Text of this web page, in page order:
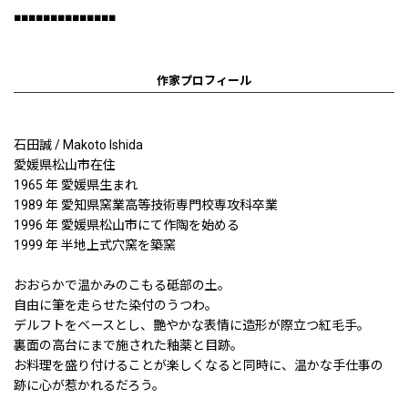
■■■■■■■■■■■■■■
作家プロフィール
石田誠 / Makoto Ishida
愛媛県松山市在住
1965 年 愛媛県生まれ
1989 年 愛知県窯業高等技術専門校専攻科卒業
1996 年 愛媛県松山市にて作陶を始める
1999 年 半地上式穴窯を築窯
おおらかで温かみのこもる砥部の土。
自由に筆を走らせた染付のうつわ。
デルフトをベースとし、艷やかな表情に造形が際立つ紅毛手。
裏面の高台にまで施された釉薬と目跡。
お料理を盛り付けることが楽しくなると同時に、温かな手仕事の
跡に心が惹かれるだろう。